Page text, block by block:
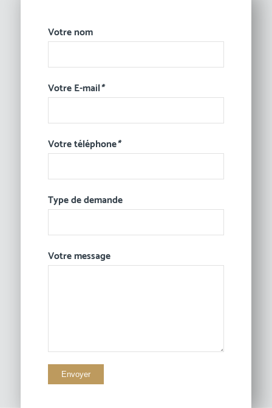
Votre nom
Votre E-mail*
Votre téléphone*
Type de demande
Votre message